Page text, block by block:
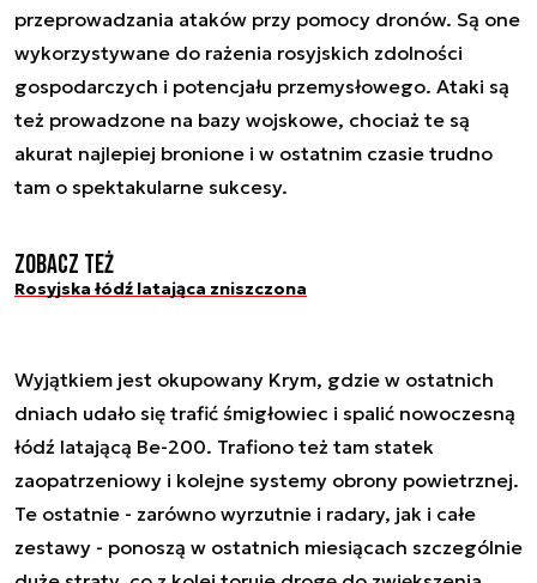
przeprowadzania ataków przy pomocy dronów. Są one
wykorzystywane do rażenia rosyjskich zdolności
gospodarczych i potencjału przemysłowego. Ataki są
też prowadzone na bazy wojskowe, chociaż te są
akurat najlepiej bronione i w ostatnim czasie trudno
tam o spektakularne sukcesy.
Zobacz też
Rosyjska łódź latająca zniszczona
Wyjątkiem jest okupowany Krym, gdzie w ostatnich
dniach udało się trafić śmigłowiec i spalić nowoczesną
łódź latającą Be-200. Trafiono też tam statek
zaopatrzeniowy i kolejne systemy obrony powietrznej.
Te ostatnie - zarówno wyrzutnie i radary, jak i całe
zestawy - ponoszą w ostatnich miesiącach szczególnie